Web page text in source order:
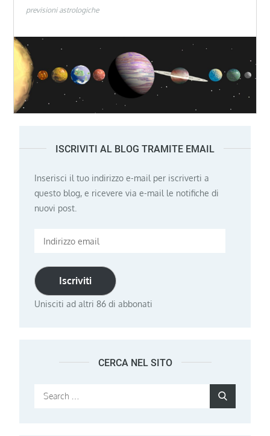
previsioni astrologiche
ISCRIVITI AL BLOG TRAMITE EMAIL
Inserisci il tuo indirizzo e-mail per iscriverti a
questo blog, e ricevere via e-mail le notifiche di
nuovi post.
Indirizzo
Iscriviti
Unisciti ad altri 86 di abbonati
CERCA NEL SITO
Search